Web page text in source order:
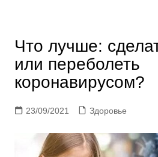
Что лучше:
или переболеть
коронавирусом?
23/09/2021 Здоровье